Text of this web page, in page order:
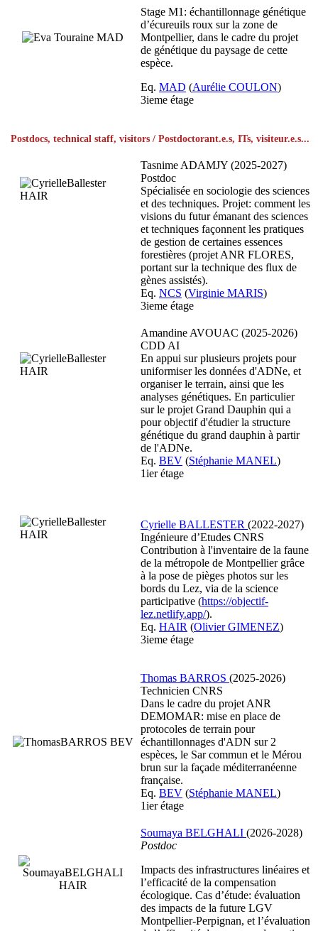
Stage M1: échantillonnage génétique
d’écureuils roux sur la zone de
Montpellier, dans le cadre du projet
de génétique du paysage de cette
espèce.
Eq. MAD (Aurélie COULON)
3ieme étage
Postdocs, technical staff, visitors / Postdoctorant.e.s, ITs, visiteur.e.s...
Tasnime ADAMJY (2025-2027)
Postdoc
Spécialisée en sociologie des sciences
et des techniques. Projet: comment les
visions du futur émanant des sciences
et techniques façonnent les pratiques
de gestion de certaines essences
forestières (projet ANR FLORES,
portant sur la technique des flux de
gènes assistés).
Eq. NCS (Virginie MARIS)
3ieme étage
Amandine AVOUAC (2025-2026)
CDD AI
En appui sur plusieurs projets pour
uniformiser les données d'ADNe, et
organiser le terrain, ainsi que les
analyses génétiques. En particulier
sur le projet Grand Dauphin qui a
pour objectif d'étudier la structure
génétique du grand dauphin à partir
de l'ADNe.
Eq. BEV (Stéphanie MANEL)
1ier étage
Cyrielle BALLESTER (2022-2027)
Ingénieure d’Etudes CNRS
Contribution à l'inventaire de la faune
de la métropole de Montpellier grâce
à la pose de pièges photos sur les
bords du Lez, via de la science
participative (https://objectif-
lez.netlify.app/).
Eq. HAIR (Olivier GIMENEZ)
3ieme étage
Thomas BARROS (2025-2026)
Technicien CNRS
Dans le cadre du projet ANR
DEMOMAR: mise en place de
protocoles de terrain pour
échantillonnages d'ADN sur 2
espèces, le Sar commun et le Mérou
brun sur la façade méditerranéenne
française.
Eq. BEV (Stéphanie MANEL)
1ier étage
Soumaya BELGHALI (2026-2028)
Postdoc
Impacts des infrastructures linéaires et
l’efficacité de la compensation
écologique. Cas d’étude: évaluation
des impacts de la future LGV
Montpellier-Perpignan, et l’évaluation